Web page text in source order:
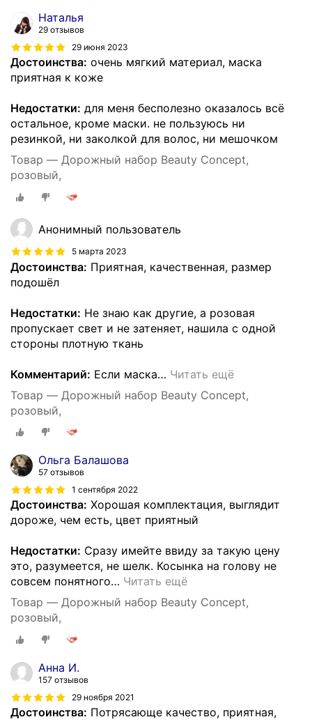
Наталья
29 отзывов
29 июня 2023
Достоинства: очень мягкий материал, маска
приятная к коже
Недостатки: для меня бесполезно оказалось всё
остальное, кроме маски. не пользуюсь ни
резинкой, ни заколкой для волос, ни мешочком
Товар — Дорожный набор Beauty Concept,
розовый,
Анонимный пользователь
5 марта 2023
Достоинства: Приятная, качественная, размер
подошёл
Недостатки: Не знаю как другие, а розовая
пропускает свет и не затеняет, нашила с одной
стороны плотную ткань
Комментарий: Если маска… Читать ещё
Товар — Дорожный набор Beauty Concept,
розовый,
Ольга Балашова
57 отзывов
1 сентября 2022
Достоинства: Хорошая комплектация, выглядит
дороже, чем есть, цвет приятный
Недостатки: Сразу имейте ввиду за такую цену
это, разумеется, не шелк. Косынка на голову не
совсем понятного… Читать ещё
Товар — Дорожный набор Beauty Concept,
розовый,
Анна И.
157 отзывов
29 ноября 2021
Достоинства: Потрясающе качество, приятная,